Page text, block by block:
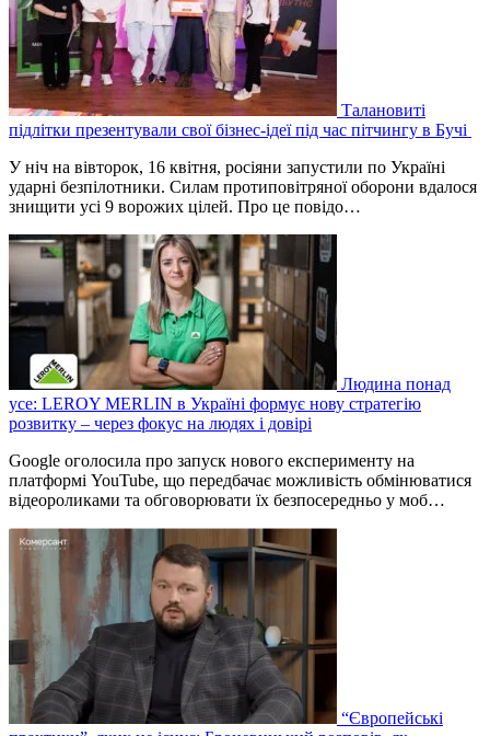
Талановиті
підлітки презентували свої бізнес-ідеї під час пітчингу в Бучі
У ніч на вівторок, 16 квітня, росіяни запустили по Україні
ударні безпілотники. Силам протиповітряної оборони вдалося
знищити усі 9 ворожих цілей. Про це повідо…
Людина понад
усе: LEROY MERLIN в Україні формує нову стратегію
розвитку – через фокус на людях і довірі
Google оголосила про запуск нового експерименту на
платформі YouTube, що передбачає можливість обмінюватися
відеороликами та обговорювати їх безпосередньо у моб…
“Європейські